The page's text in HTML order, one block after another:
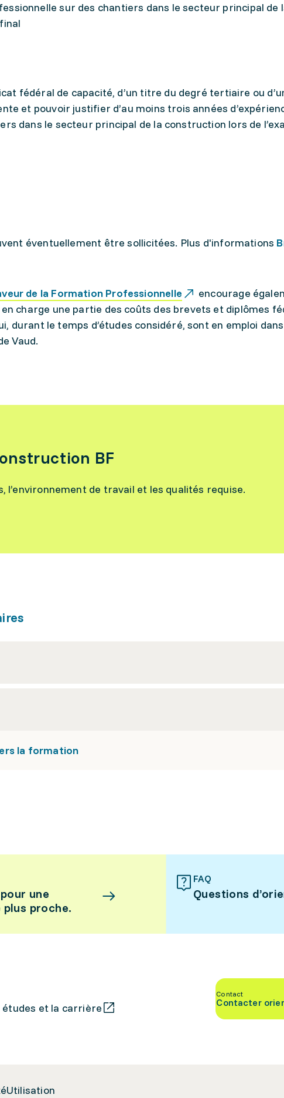
sur des chantiers dans le secteur principal de
fédéral de capacité, d’un titre du degré tertiaire ou
et pouvoir justifier d’au moins trois années
dans le secteur principal de la construction lors de
éventuellement être sollicitées. Plus d'informations
de la Formation Professionnelle
encourage
charge une partie des coûts des brevets et diplômes
durant le temps d’études considéré, sont en emploi
Vaud.
BF
l’environnement de travail et les qualités requise.
la formation
une
proche.
FAQ
Questions
études et la carrière
Contact
Contacter
Utilisation